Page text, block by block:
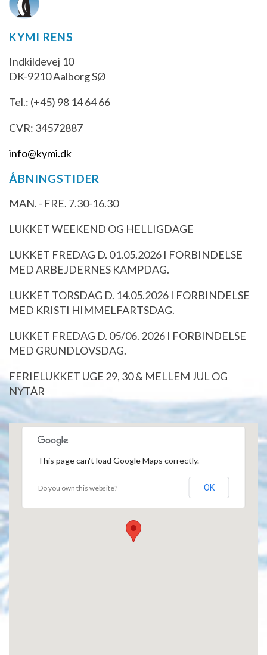
KYMI RENS
Indkildevej 10
DK-9210 Aalborg SØ
Tel.: (+45) 98 14 64 66
CVR: 34572887
info@kymi.dk
ÅBNINGSTIDER
MAN. - FRE. 7.30-16.30
LUKKET WEEKEND OG HELLIGDAGE
LUKKET FREDAG D. 01.05.2026 I FORBINDELSE
MED ARBEJDERNES KAMPDAG.
LUKKET TORSDAG D. 14.05.2026 I FORBINDELSE
MED KRISTI HIMMELFARTSDAG.
LUKKET FREDAG D. 05/06. 2026 I FORBINDELSE
MED GRUNDLOVSDAG.
FERIELUKKET UGE 29, 30 & MELLEM JUL OG
NYTÅR
This page can't load Google Maps correctly.
Do you own this website? OK